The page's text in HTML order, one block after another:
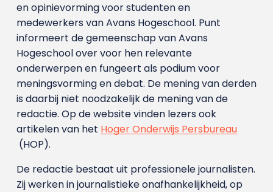
en opinievorming voor studenten en
medewerkers van Avans Hoge­school. Punt
informeert de gemeenschap van Avans
Hogeschool over voor hen relevante
onderwerpen en fungeert als podium voor
meningsvorming en debat. De mening van derden
is daarbij niet noodzakelijk de mening van de
redactie. Op de website vinden lezers ook
artikelen van het Hoger Onderwijs Persbureau
(HOP).
De redactie bestaat uit professionele journalisten.
Zij werken in journalistieke onafhankelijkheid, op